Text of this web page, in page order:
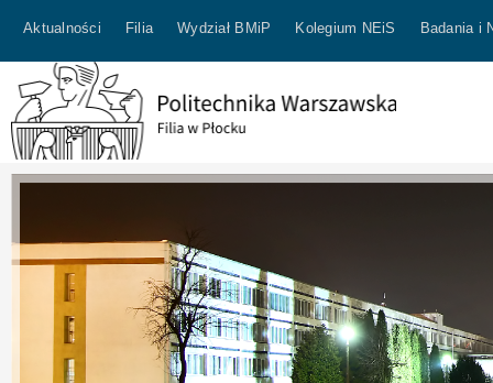
Aktualności Filia Wydział BMiP Kolegium NEiS Badania i